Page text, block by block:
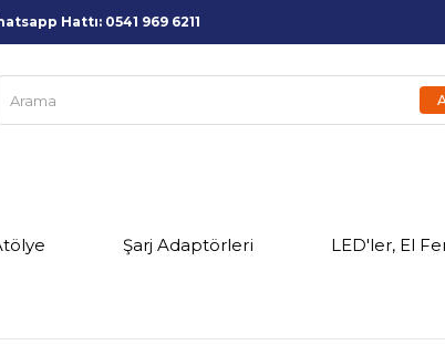
Hattı: 0541 969 6211
Şarj Adaptörleri LED'ler, El